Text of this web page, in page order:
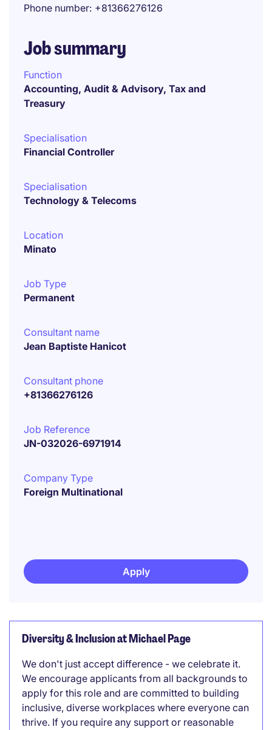
Phone number +81366276126
Job summary
Function
Accounting, Audit & Advisory, Tax and
Treasury
Specialisation
Financial Controller
Specialisation
Technology & Telecoms
Location
Minato
Job Type
Permanent
Consultant name
Jean Baptiste Hanicot
Consultant phone
+81366276126
Job Reference
JN-032026-6971914
Company Type
Foreign Multinational
Apply
Diversity & Inclusion at Michael Page
We don't just accept difference - we celebrate it.
We encourage applicants from all backgrounds to
apply for this role and are committed to building
inclusive, diverse workplaces where everyone can
thrive. If you require any support or reasonable